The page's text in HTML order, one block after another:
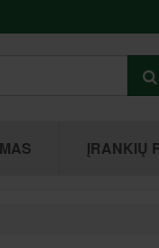
ĮRANKIŲ